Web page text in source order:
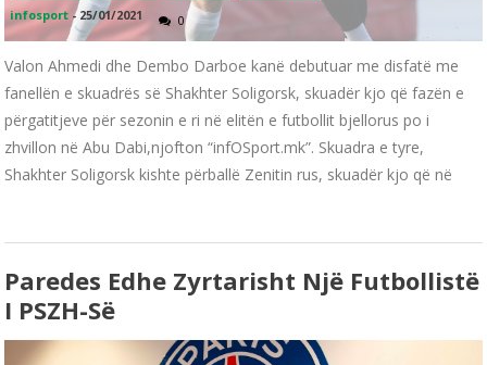
infosport - 25/01/2021 0
Valon Ahmedi dhe Dembo Darboe kanë debutuar me disfatë me
fanellën e skuadrës së Shakhter Soligorsk, skuadër kjo që fazën e
përgatitjeve për sezonin e ri në elitën e futbollit bjellorus po i
zhvillon në Abu Dabi,njofton “infOSport.mk”. Skuadra e tyre,
Shakhter Soligorsk kishte përballë Zenitin rus, skuadër kjo që në
Paredes Edhe Zyrtarisht Një Futbollistë
I PSZH-Së